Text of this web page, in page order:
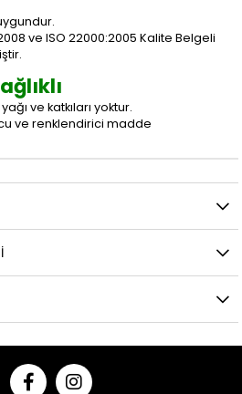
ve ISO 22000:2005 Kalite Belgeli
ve katkıları yoktur.
ve renklendirici madde